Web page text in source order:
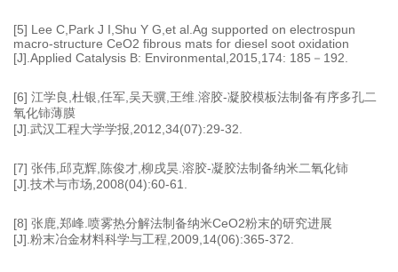
[5] Lee C,Park J I,Shu Y G,et al.Ag supported on electrospun
macro-structure CeO2 fibrous mats for diesel soot oxidation
[J].Applied Catalysis B: Environmental,2015,174: 185－192.
[6] 江学良,杜银,任军,吴天骥,王维.溶胶-凝胶模板法制备有序多孔二
氧化铈薄膜
[J].武汉工程大学学报,2012,34(07):29-32.
[7] 张伟,邱克辉,陈俊才,柳戌昊.溶胶-凝胶法制备纳米二氧化铈
[J].技术与市场,2008(04):60-61.
[8] 张鹿,郑峰.喷雾热分解法制备纳米CeO2粉末的研究进展
[J].粉末冶金材料科学与工程,2009,14(06):365-372.